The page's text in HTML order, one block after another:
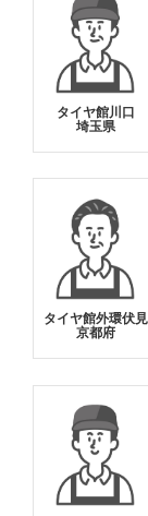
タイヤ館川口
埼玉県
タイヤ館外環伏見
京都府